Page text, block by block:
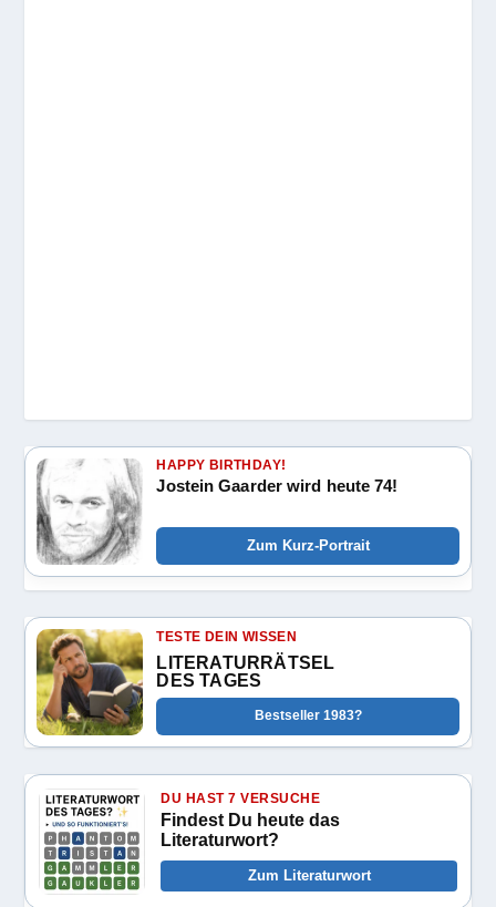
HAPPY BIRTHDAY!
Jostein Gaarder wird heute 74!
Zum Kurz-Portrait
TESTE DEIN WISSEN
LITERATURRÄTSEL
DES TAGES
Bestseller 1983?
DU HAST 7 VERSUCHE
Findest Du heute das
Literaturwort?
Zum Literaturwort